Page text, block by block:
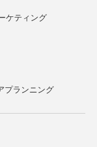
ケティング
プランニング